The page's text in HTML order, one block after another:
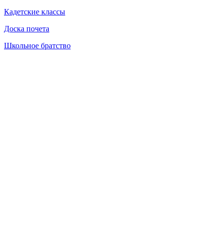
Кадетские классы
Доска почета
Школьное братство